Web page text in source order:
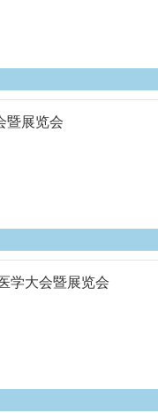
暨展览会
学大会暨展览会